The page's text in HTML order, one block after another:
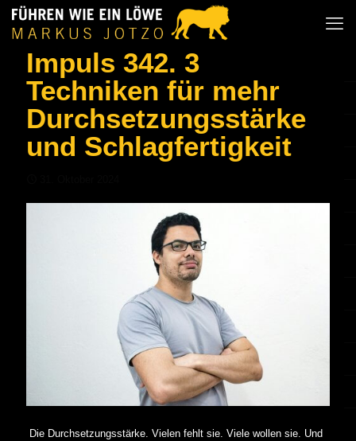
Impuls 342. 3
Techniken für mehr
Durchsetzungsstärke
und Schlagfertigkeit
Die Durchsetzungsstärke. Vielen fehlt sie. Viele wollen sie. Und